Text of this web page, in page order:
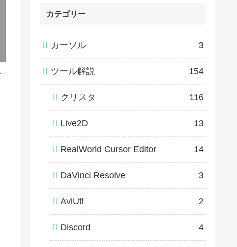
カテゴリー
カーソル 3
ツール解説 154
クリスタ 116
Live2D 13
RealWorld Cursor Editor 14
DaVinci Resolve 3
AviUtl 2
Discord 4